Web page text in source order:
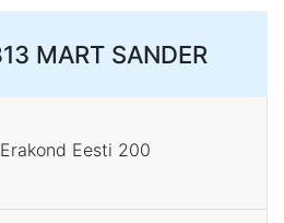
MART SANDER
Erakond Eesti 200